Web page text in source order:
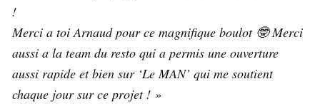
!
Merci a toi Arnaud pour ce magnifique boulot 🤓 Merci
aussi a la team du resto qui a permis une ouverture
aussi rapide et bien sur ‘Le MAN’ qui me soutient
chaque jour sur ce projet ! »